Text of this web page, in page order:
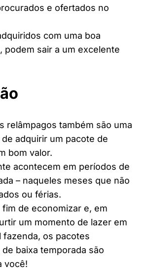
e ofertados no
com uma boa
podem sair a um excelente
relâmpagos também são uma
adquirir um pacote de
bom valor.
acontecem em períodos de
– naqueles meses que não
ou férias.
fim de economizar e, em
um momento de lazer em
fazenda, os pacotes
baixa temporada são
você!